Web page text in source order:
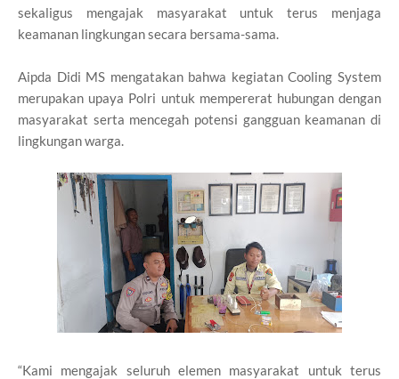
sekaligus mengajak masyarakat untuk terus menjaga
keamanan lingkungan secara bersama-sama.
Aipda Didi MS mengatakan bahwa kegiatan Cooling System
merupakan upaya Polri untuk mempererat hubungan dengan
masyarakat serta mencegah potensi gangguan keamanan di
lingkungan warga.
“Kami mengajak seluruh elemen masyarakat untuk terus